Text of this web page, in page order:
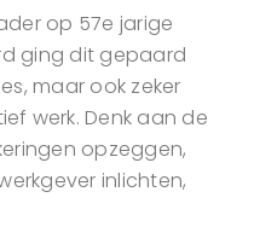
op 57e jarige
ging dit gepaard
maar ook zeker
werk. Denk aan de
opzeggen,
inlichten,